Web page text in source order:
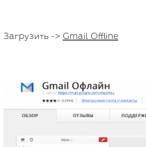
Загрузить -> Gmail Offline